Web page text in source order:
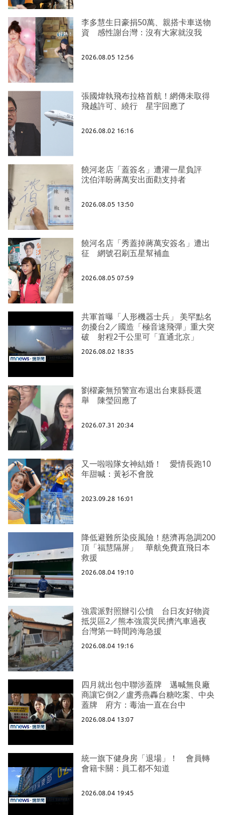
李多慧生日豪捐50萬、親搭卡車送物
資 感性謝台灣：沒有大家就沒我
2026.08.05 12:56
張國煒執飛布拉格首航！網傳未取得
飛越許可、繞行 星宇回應了
2026.08.02 16:16
饒河老店「蓋簽名」遭灌一星負評
沈伯洋盼蔣萬安出面勸支持者
2026.08.05 13:50
饒河名店「秀蓋掉蔣萬安簽名」遭出
征 網號召刷五星幫補血
2026.08.05 07:59
共軍首曝「人形機器士兵」 美罕點名
勿擾台2／國造「極音速飛彈」重大突
破 射程2千公里可「直通北京」
2026.08.02 18:35
劉櫂豪無預警宣布退出台東縣長選
舉 陳瑩回應了
2026.07.31 20:34
又一啦啦隊女神結婚！ 愛情長跑10
年甜喊：黃衫不會脫
2023.09.28 16:01
降低避難所染疫風險！慈濟再急調200
頂「福慧隔屏」 華航免費直飛日本
救援
2026.08.04 19:10
強震派對照辦引公憤 台日友好物資
抵災區2／熊本強震災民擠汽車過夜
台灣第一時間跨海急援
2026.08.04 19:16
四月就出包中聯涉蓋牌 邁喊無良廠
商讓它倒2／盧秀燕轟台糖吃案、中央
蓋牌 府方：毒油一直在台中
2026.08.04 13:07
統一旗下健身房「退場」！ 會員轉
會籍卡關：員工都不知道
2026.08.04 19:45